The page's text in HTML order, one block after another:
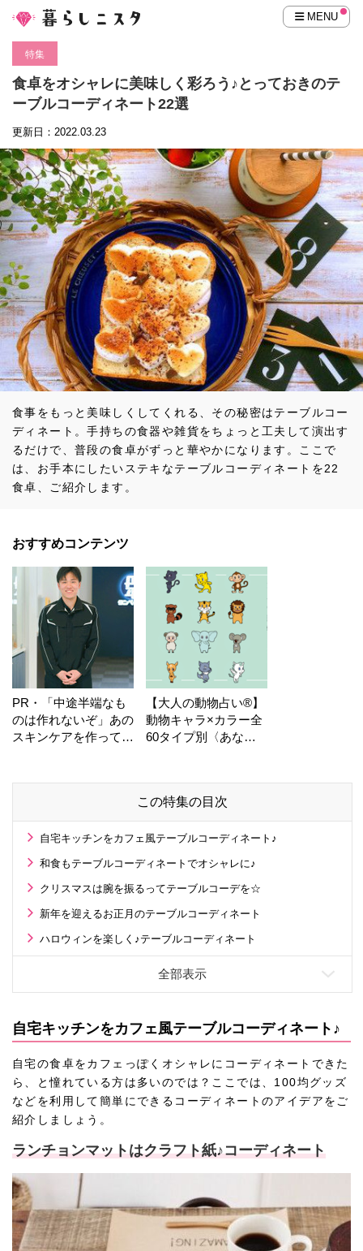
MENU
特集
食卓をオシャレに美味しく彩ろう♪とっておきのテ
ーブルコーディネート22選
更新日：2022.03.23
食事をもっと美味しくしてくれる、その秘密はテーブルコー
ディネート。手持ちの食器や雑貨をちょっと工夫して演出す
るだけで、普段の食卓がずっと華やかになります。ここで
は、お手本にしたいステキなテーブルコーディネートを22
食卓、ご紹介します。
おすすめコンテンツ
PR・「中途半端なも
のは作れないぞ」あの
スキンケアを作ってい
【大人の動物占い®】
動物キャラ×カラー全
60タイプ別〈あなた
この特集の目次
自宅キッチンをカフェ風テーブルコーディネート♪
和食もテーブルコーディネートでオシャレに♪
クリスマスは腕を振るってテーブルコーデを☆
新年を迎えるお正月のテーブルコーディネート
ハロウィンを楽しく♪テーブルコーディネート
自宅キッチンをカフェ風テーブルコーディネート♪
自宅の食卓をカフェっぽくオシャレにコーディネートできた
ら、と憧れている方は多いのでは？ここでは、100均グッズ
などを利用して簡単にできるコーディネートのアイデアをご
紹介しましょう。
ランチョンマットはクラフト紙♪コーディネート